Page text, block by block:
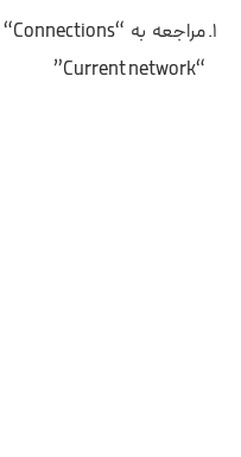
“Current network”